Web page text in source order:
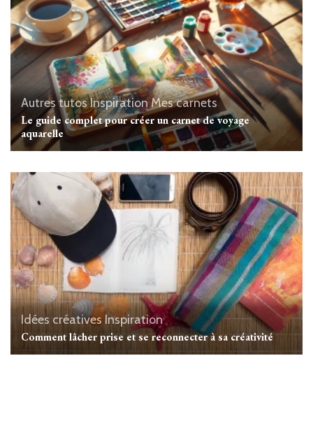
Autres tutosInspirationMes carnets
Le guide complet pour créer un carnet de voyage
aquarelle
Idées créativesInspiration
Comment lâcher prise et se reconnecter à sa créativité